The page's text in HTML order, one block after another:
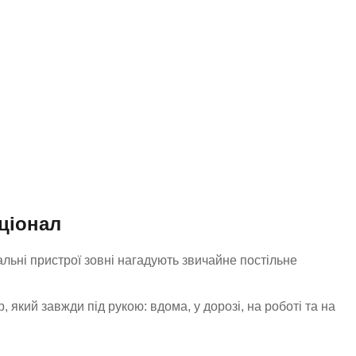
пристрої зовні нагадують звичайне постільне
завжди під рукою: вдома, у дорозі, на роботі та на